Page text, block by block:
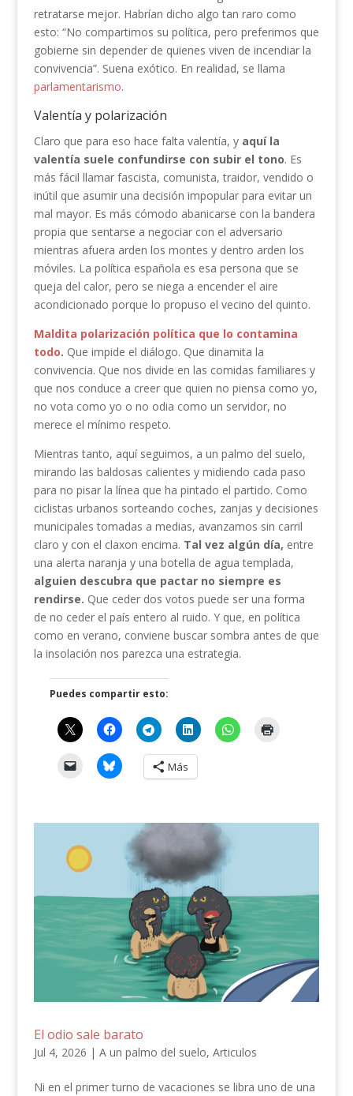
retratarse mejor. Habrían dicho algo tan raro como
esto: “No compartimos su política, pero preferimos que
gobierne sin depender de quienes viven de incendiar la
convivencia”. Suena exótico. En realidad, se llama
parlamentarismo.
Valentía y polarización
Claro que para eso hace falta valentía, y aquí la
valentía suele confundirse con subir el tono. Es
más fácil llamar fascista, comunista, traidor, vendido o
inútil que asumir una decisión impopular para evitar un
mal mayor. Es más cómodo abanicarse con la bandera
propia que sentarse a negociar con el adversario
mientras afuera arden los montes y dentro arden los
móviles. La política española es esa persona que se
queja del calor, pero se niega a encender el aire
acondicionado porque lo propuso el vecino del quinto.
Maldita polarización política que lo contamina
todo. Que impide el diálogo. Que dinamita la
convivencia. Que nos divide en las comidas familiares y
que nos conduce a creer que quien no piensa como yo,
no vota como yo o no odia como un servidor, no
merece el mínimo respeto.
Mientras tanto, aquí seguimos, a un palmo del suelo,
mirando las baldosas calientes y midiendo cada paso
para no pisar la línea que ha pintado el partido. Como
ciclistas urbanos sorteando coches, zanjas y decisiones
municipales tomadas a medias, avanzamos sin carril
claro y con el claxon encima. Tal vez algún día, entre
una alerta naranja y una botella de agua templada,
alguien descubra que pactar no siempre es
rendirse. Que ceder dos votos puede ser una forma
de no ceder el país entero al ruido. Y que, en política
como en verano, conviene buscar sombra antes de que
la insolación nos parezca una estrategia.
Puedes compartir esto:
Más
El odio sale barato
Jul 4, 2026 | A un palmo del suelo, Articulos
Ni en el primer turno de vacaciones se libra uno de una